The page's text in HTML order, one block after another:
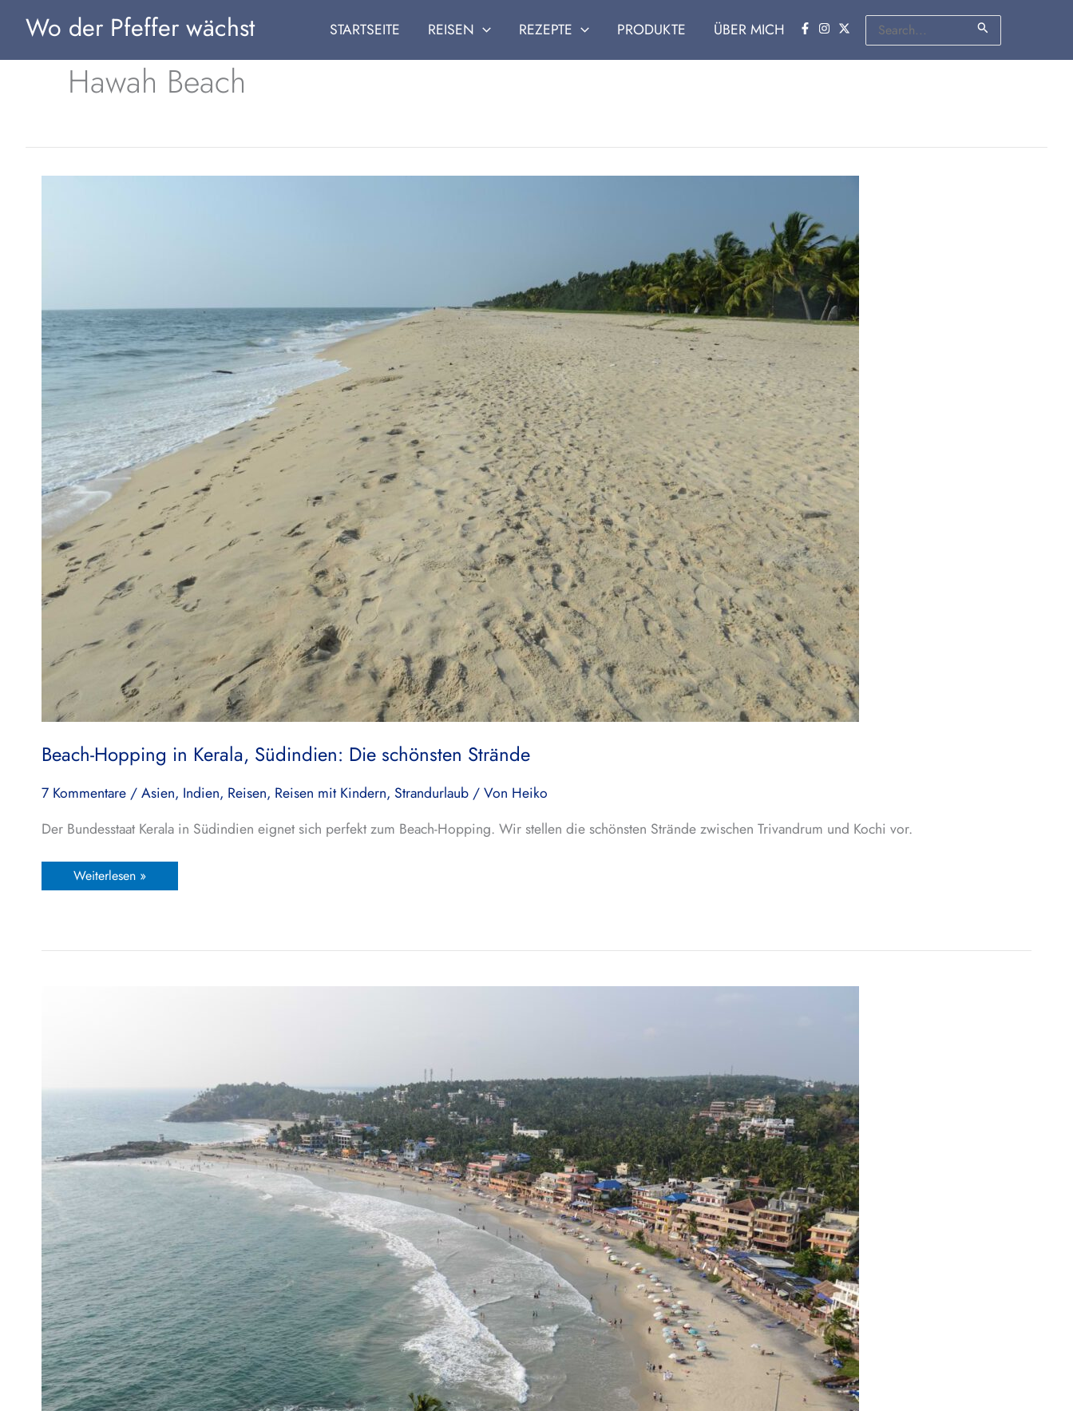
Inhalt
springen
Wo der Pfeffer wächst STARTSEITE REISEN REZEPTE PRODUKTE ÜBER MICH
Suchen
nach:
Hawah Beach
Beach-Hopping in Kerala, Südindien: Die schönsten Strände
7 Kommentare/Asien, Indien, Reisen, Reisen mit Kindern, Strandurlaub/ Von Heiko
Der Bundesstaat Kerala in Südindien eignet sich perfekt zum Beach-Hopping. Wir stellen die schönsten Strände zwischen Trivandrum und Kochi vor.
Beach-
Weiterlesen »